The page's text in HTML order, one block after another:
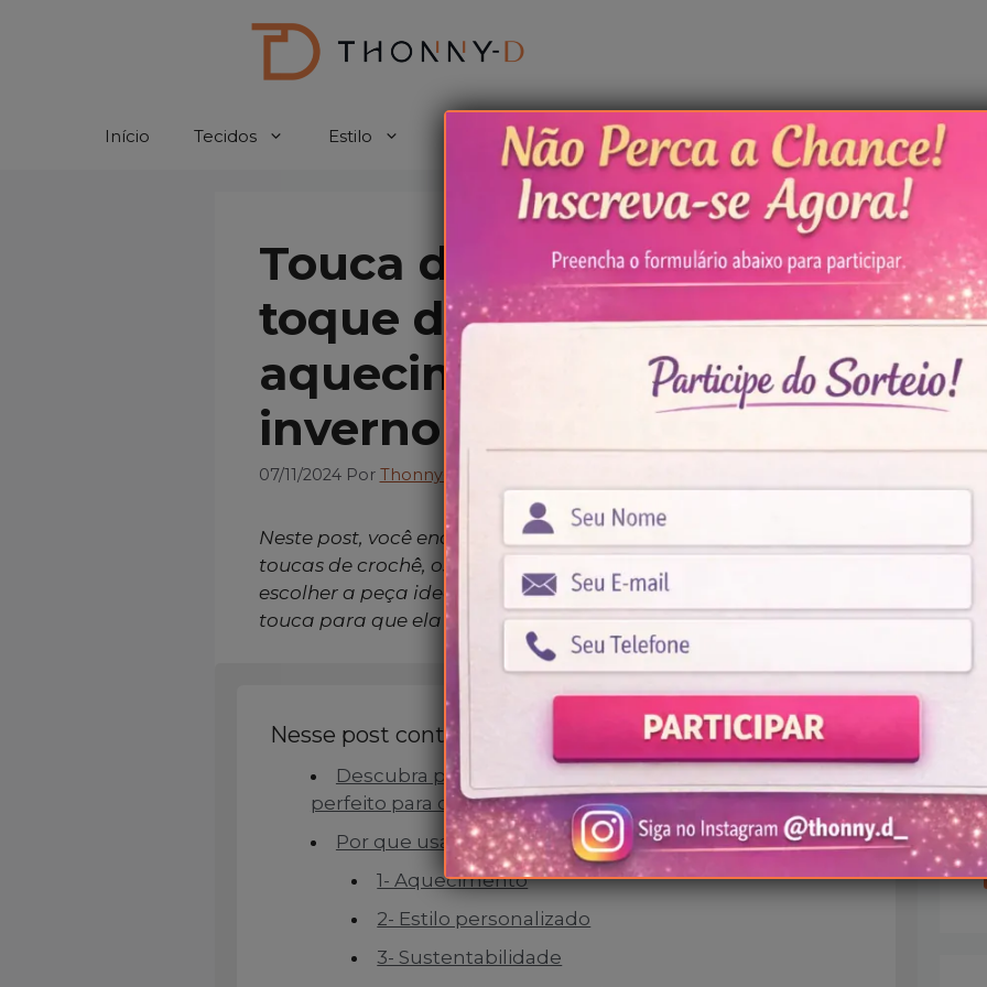
Início Tecidos Estilo Crochê Beleza Sorteio! Problemas comuns
Touca de crochê: um
toque de estilo e
aquecimento para o
inverno
07/11/2024 Por Thonny-D
Neste post, você encontrará dicas sobre os benefícios de usar
toucas de crochê, os diferentes modelos disponíveis, como
escolher a peça ideal para o seu estilo e como cuidar da sua
touca para que ela dure por muito mais tempo.
Nesse post contém:
Descubra por que as toucas de crochê são o acessório
perfeito para o inverno
Por que usar uma touca de crochê?
1- Aquecimento
2- Estilo personalizado
3- Sustentabilidade
l